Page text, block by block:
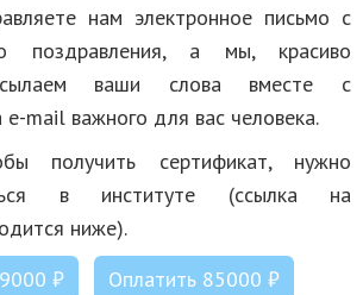
нам электронное письмо с
поздравления, а мы, красиво
ваши слова вместе с
mail важного для вас человека.
получить сертификат, нужно
в институте (ссылка на
ниже).
₽
Оплатить 85000 ₽